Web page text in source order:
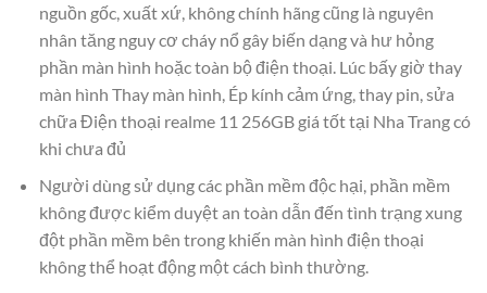
nguồn gốc, xuất xứ, không chính hãng cũng là nguyên
nhân tăng nguy cơ cháy nổ gây biến dạng và hư hỏng
phần màn hình hoặc toàn bộ điện thoại. Lúc bấy giờ thay
màn hình Thay màn hình, Ép kính cảm ứng, thay pin, sửa
chữa Điện thoại realme 11 256GB giá tốt tại Nha Trang có
khi chưa đủ
Người dùng sử dụng các phần mềm độc hại, phần mềm
không được kiểm duyệt an toàn dẫn đến tình trạng xung
đột phần mềm bên trong khiến màn hình điện thoại
không thể hoạt động một cách bình thường.